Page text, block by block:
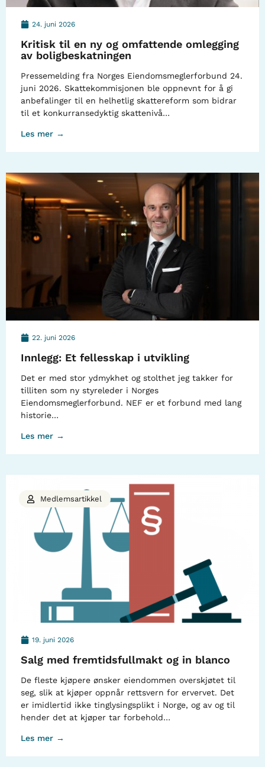
24. juni 2026
Kritisk til en ny og omfattende omlegging
av boligbeskatningen
Pressemelding fra Norges Eiendomsmeglerforbund 24.
juni 2026. Skattekommisjonen ble oppnevnt for å gi
anbefalinger til en helhetlig skattereform som bidrar
til et konkurransedyktig skattenivå…
Les mer →
22. juni 2026
Innlegg: Et fellesskap i utvikling
Det er med stor ydmykhet og stolthet jeg takker for
tilliten som ny styreleder i Norges
Eiendomsmeglerforbund. NEF er et forbund med lang
historie…
Les mer →
19. juni 2026
Salg med fremtidsfullmakt og in blanco
De fleste kjøpere ønsker eiendommen overskjøtet til
seg, slik at kjøper oppnår rettsvern for ervervet. Det
er imidlertid ikke tinglysingsplikt i Norge, og av og til
hender det at kjøper tar forbehold…
Les mer →
Medlemsartikkel